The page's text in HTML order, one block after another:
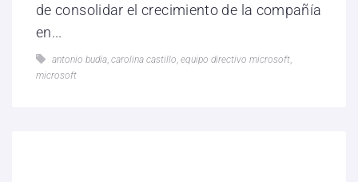
de consolidar el crecimiento de la compañía
en...
antonio budia carolina castillo equipo directivo microsoft
microsoft